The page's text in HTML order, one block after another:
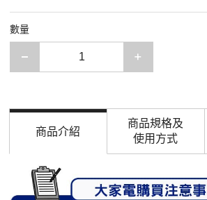
數量
減少一項
商品介紹
商品規格及
使用方式